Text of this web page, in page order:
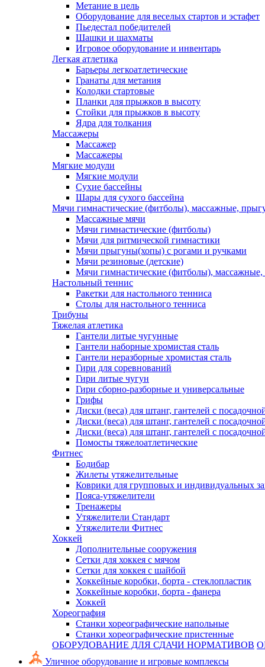
Метание в цель
Оборудование для веселых стартов и эстафет
Пьедестал победителей
Шашки и шахматы
Игровое оборудование и инвентарь
Легкая атлетика
Барьеры легкоатлетические
Гранаты для метания
Колодки стартовые
Планки для прыжков в высоту
Стойки для прыжков в высоту
Ядра для толкания
Массажеры
Массажер
Массажеры
Мягкие модули
Мягкие модули
Сухие бассейны
Шары для сухого бассейна
Мячи гимнастические (фитболы), массажные,
Массажные мячи
Мячи гимнастические (фитболы)
Мячи для ритмической гимнастики
Мячи прыгуны(хопы) с рогами и ручками
Мячи резиновые (детские)
Мячи гимнастические (фитболы),
Настольный теннис
Ракетки для настольного тенниса
Столы для настольного тенниса
Трибуны
Тяжелая атлетика
Гантели литые чугунные
Гантели наборные хромистая сталь
Гантели неразборные хромистая сталь
Гири для соревнований
Гири литые чугун
Гири сборно-разборные и универсальные
Грифы
Диски (веса) для штанг, гантелей с
Диски (веса) для штанг, гантелей с
Диски (веса) для штанг, гантелей с
Помосты тяжелоатлетические
Фитнес
Бодибар
Жилеты утяжелительные
Коврики для групповых и индивидуальных
Пояса-утяжелители
Тренажеры
Утяжелители Стандарт
Утяжелители Фитнес
Хоккей
Дополнительные сооружения
Сетки для хоккея с мячом
Сетки для хоккея с шайбой
Хоккейные коробки, борта - стеклопластик
Хоккейные коробки, борта - фанера
Хоккей
Хореография
Станки хореографические напольные
Станки хореографические пристенные
ОБОРУДОВАНИЕ ДЛЯ СДАЧИ НОРМАТИВОВ
Уличное оборудование и игровые комплексы